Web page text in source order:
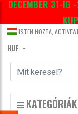
DECEMBER 31-IG
ISTEN HOZTA,
HUF
KATEGÓRIÁK